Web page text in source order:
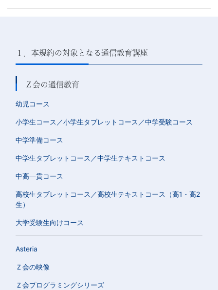
１．本規約の対象となる通信教育講座
Ｚ会の通信教育
幼児コース
小学生コース／小学生タブレットコース／中学受験コース
中学準備コース
中学生タブレットコース／中学生テキストコース
中高一貫コース
高校生タブレットコース／高校生テキストコース（高1・高2
生）
大学受験生向けコース
Asteria
Ｚ会の映像
Ｚ会プログラミングシリーズ